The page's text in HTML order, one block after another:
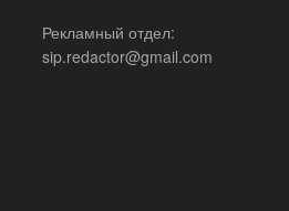
Рекламный отдел:
sip.redactor@gmail.com